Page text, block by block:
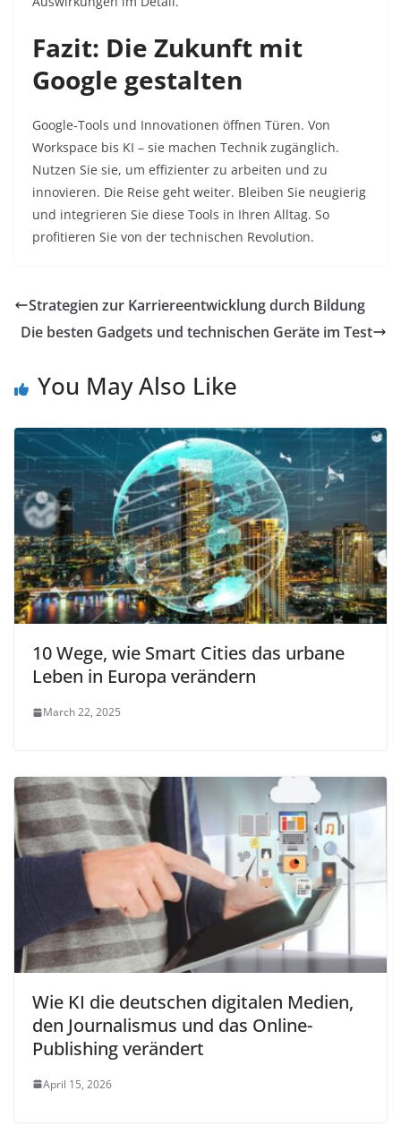
Fazit: Die Zukunft mit
Google gestalten
Google-Tools und Innovationen öffnen Türen. Von
Workspace bis KI – sie machen Technik zugänglich.
Nutzen Sie sie, um effizienter zu arbeiten und zu
innovieren. Die Reise geht weiter. Bleiben Sie neugierig
und integrieren Sie diese Tools in Ihren Alltag. So
profitieren Sie von der technischen Revolution.​
Strategien zur Karriereentwicklung durch Bildung
Die besten Gadgets und technischen Geräte im Test
You May Also Like
10 Wege, wie Smart Cities das urbane
Leben in Europa verändern
March 22, 2025
Wie KI die deutschen digitalen Medien,
den Journalismus und das Online-
Publishing verändert
April 15, 2026